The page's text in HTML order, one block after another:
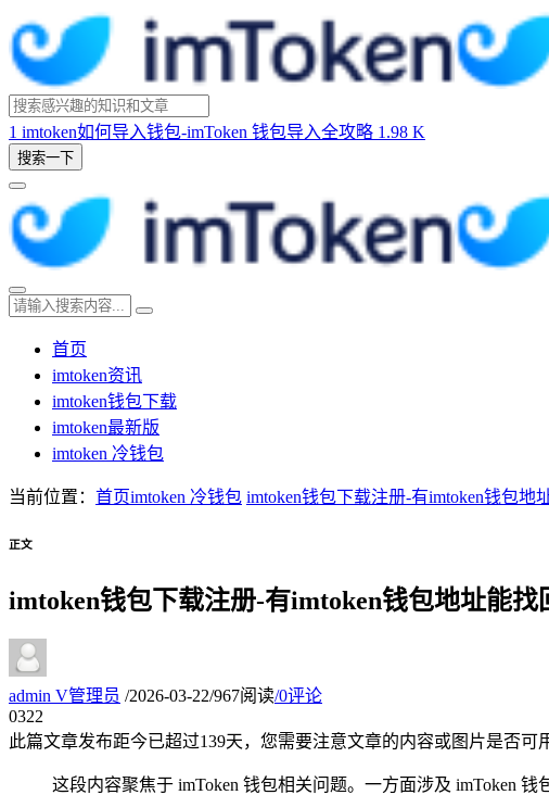
1 imtoken如何导入钱包-imToken 钱包导入全攻略 1.98 K
搜索一下
首页
imtoken资讯
imtoken钱包下载
imtoken最新版
imtoken 冷钱包
当前位置： 首页imtoken 冷钱包 imtoken钱包下载注册-有imtoken钱包地
正文
imtoken钱包下载注册-有imtoken钱包地址能找
admin V管理员 /2026-03-22/967阅读/0评论
0322
此篇文章发布距今已超过139天，您需要注意文章的内容或图片是否可
这段内容聚焦于 imToken 钱包相关问题。一方面涉及 imToken